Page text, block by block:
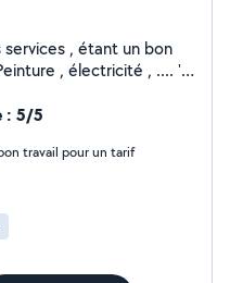
, étant un bon
, électricité , .... ''
: 5/5
travail pour un tarif